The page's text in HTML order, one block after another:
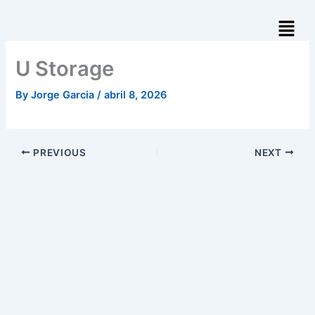
U Storage
ByJorge Garcia/abril 8, 2026
PREVIOUS NEXT